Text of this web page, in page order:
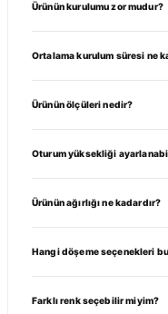
Ürünün kurulumu zor mudur?
Ortalama kurulum süresi ne
Ürünün ölçüleri nedir?
Oturum yüksekliği
Ürünün ağırlığı ne kadardır?
Hangi döşeme seçenekleri
Farklı renk seçebilir miyim?